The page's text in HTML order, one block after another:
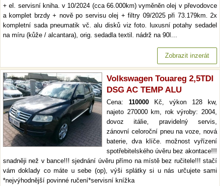
+ el. servisní kniha. v 10/2024 (cca 66.000km) vyměněn olej v převodovce
a komplet brzdy + nově po servisu olej + filtry 09/2025 při 73.179km. 2x
kompletní sada pneumatik vč. alu disků viz foto. luxusní potahy sedadel
na míru (kůže / alcantara), orig. sedadla textil. nádrž na 90l…
Zobrazit inzerát
Volkswagen Touareg 2,5TDI
DSG AC TEMP ALU
Cena: 110000 Kč, výkon 128 kw,
najeto 270000 km, rok výroby: 2004,
dovoz itálie, pravidelný servis,
zánovní celoroční pneu na voze, nová
baterie, dva klíče. možnost vyřízení
spotřebitelského úvěru bez akontace!!!
snadněji než v bance!!! sjednání úvěru přímo na místě bez ručitele!!! stačí
vám doklady co máte u sebe (op), výši splátky si u nás určujete sami
*nejvýhodnější povinné ručení*servisní knížka